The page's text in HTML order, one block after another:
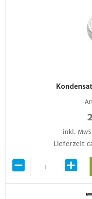
inkl.
Lieferzeit